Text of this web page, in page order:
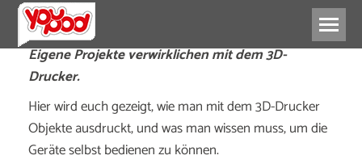
Eigene Projekte verwirklichen mit dem 3D-
Drucker.
Hier wird euch gezeigt, wie man mit dem 3D-Drucker
Objekte ausdruckt, und was man wissen muss, um die
Geräte selbst bedienen zu können.